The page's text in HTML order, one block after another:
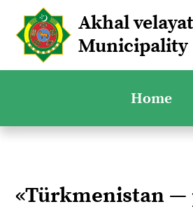
Akhal velayat
Municipality
Home
«Türkmenistan —